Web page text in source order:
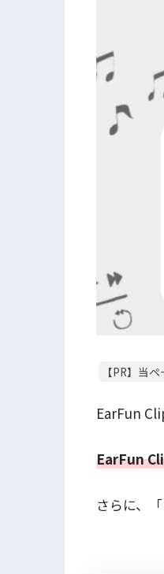
【PR】当
EarFun
EarFun
さらに、